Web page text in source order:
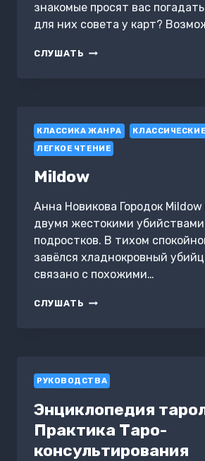
знакомые просят вас
для них совета у карт?
СЛУШАТЬ ПРАКТИКА
ПРОФИ
КЛАССИКА ЖАНРА
ЛЕГКОЕ ЧТЕНИЕ
Mildow
Анна Новикова Городок
двумя жестокими убийствами
подростков. В тихом
завёлся хладнокровный
связано с похожими…
СЛУШАТЬ MILDOW
РУКОВОДСТВА
Энциклопедия
Практика Таро-
консультирования